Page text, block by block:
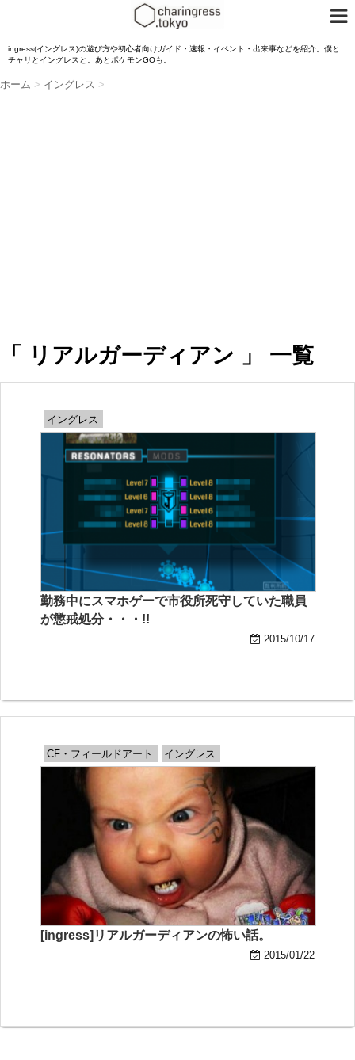
ingress(イングレス)の遊び方や初心者向けガイド・速報・イベント・出来事などを紹介。僕と
チャリとイングレスと。あとポケモンGOも。
ホーム > イングレス >
「 リアルガーディアン 」 一覧
イングレス
勤務中にスマホゲーで市役所死守していた職員
が懲戒処分・・・!!
2015/10/17
CF・フィールドアート イングレス
[ingress]リアルガーディアンの怖い話。
2015/01/22